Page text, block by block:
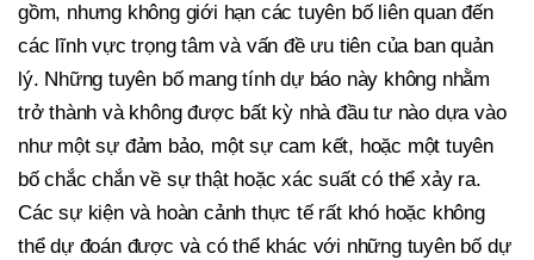
gồm, nhưng không giới hạn các tuyên bố liên quan đến
các lĩnh vực trọng tâm và vấn đề ưu tiên của ban quản
lý. Những tuyên bố mang tính dự báo này không nhằm
trở thành và không được bất kỳ nhà đầu tư nào dựa vào
như một sự đảm bảo, một sự cam kết, hoặc một tuyên
bố chắc chắn về sự thật hoặc xác suất có thể xảy ra.
Các sự kiện và hoàn cảnh thực tế rất khó hoặc không
thể dự đoán được và có thể khác với những tuyên bố dự